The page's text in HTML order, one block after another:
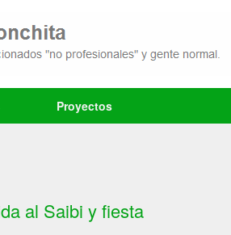
Proyectos
al Saibi y fiesta